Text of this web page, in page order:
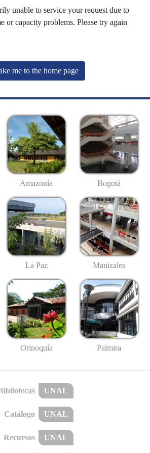
unable to service your request due to
or capacity problems. Please try again
me to the home page
Amazonía Bogotá
La Paz Manizales
Orinoquía Palmira
UNAL
Catálogo UNAL
Recursos UNAL